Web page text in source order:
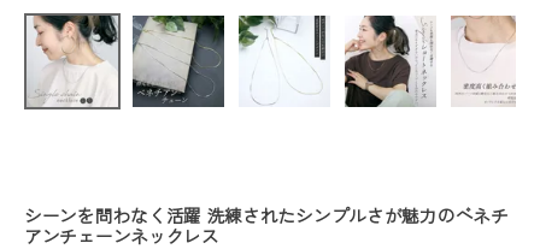
ファッション雑貨
シーンを問わなく活躍 洗練されたシンプルさが魅力のベネチ
アンチェーンネックレス